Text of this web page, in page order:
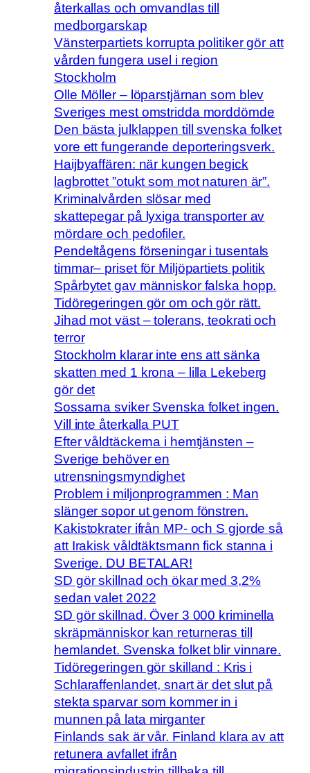
återkallas och omvandlas till
medborgarskap
Vänsterpartiets korrupta politiker gör att
vården fungera usel i region
Stockholm
Olle Möller – löparstjärnan som blev
Sveriges mest omstridda morddömde
Den bästa julklappen till svenska folket
vore ett fungerande deporteringsverk.
Haijbyaffären: när kungen begick
lagbrottet ”otukt som mot naturen är”.
Kriminalvården slösar med
skattepegar på lyxiga transporter av
mördare och pedofiler.
Pendeltågens förseningar i tusentals
timmar– priset för Miljöpartiets politik
Spårbytet gav människor falska hopp.
Tidöregeringen gör om och gör rätt.
Jihad mot väst – tolerans, teokrati och
terror
Stockholm klarar inte ens att sänka
skatten med 1 krona – lilla Lekeberg
gör det
Sossarna sviker Svenska folket ingen.
Vill inte återkalla PUT
Efter våldtäckerna i hemtjänsten –
Sverige behöver en
utrensningsmyndighet
Problem i miljonprogrammen : Man
slänger sopor ut genom fönstren.
Kakistokrater ifrån MP- och S gjorde så
att Irakisk våldtäktsmann fick stanna i
Sverige. DU BETALAR!
SD gör skillnad och ökar med 3,2%
sedan valet 2022
SD gör skillnad. Över 3 000 kriminella
skräpmänniskor kan returneras till
hemlandet. Svenska folket blir vinnare.
Tidöregeringen gör skilland : Kris i
Schlaraffenlandet, snart är det slut på
stekta sparvar som kommer in i
munnen på lata mirganter
Finlands sak är vår. Finland klara av att
retunera avfallet ifrån